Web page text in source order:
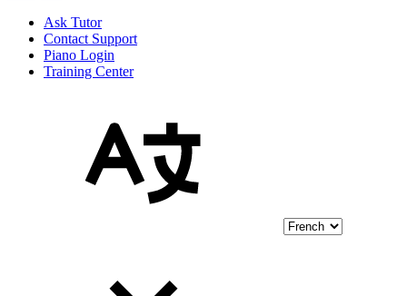
Ask Tutor
Contact Support
Piano Login
Training Center